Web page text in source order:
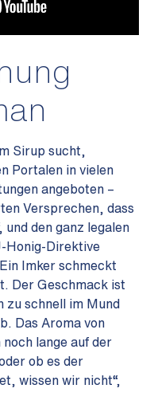
Sirup sucht,
Portalen in vielen
angeboten –
Versprechen, dass
und den ganz legalen
Honig-Direktive
Imker schmeckt
Der Geschmack ist
schnell im Mund
Das Aroma von
lange auf der
ob es der
wissen wir nicht“,